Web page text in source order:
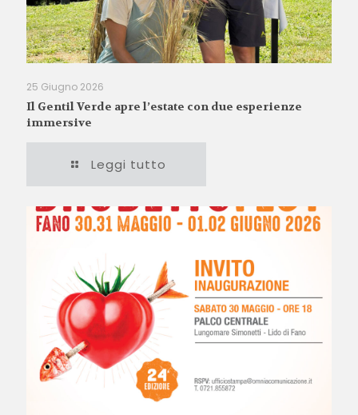
25 Giugno 2026
Il Gentil Verde apre l’estate con due esperienze
immersive
Leggi tutto